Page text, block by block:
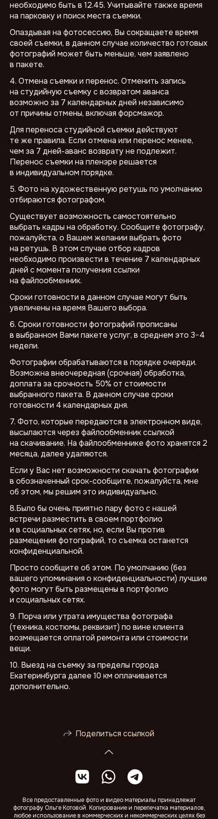
необходимо быть в 12.45. Учитывайте также время
на парковку и поиск места съемки.
Опаздывая на фотосессию, Вы сокращаете время
своей съемки, в данном случае количество готовых
фотографий может быть меньше, чем заявлено
в пакете.
4. Отмена съемки и перенос. Отменить запись
на студийную съемку с возвратом аванса
возможно за 7 календарных дней независимо
от причины отмены, включая форсмажор.
Для переноса студийной съемки действуют
те же правила. Если отмена или перенос менее,
чем за 7 дней-аванс возврату не подлежит.
Перенос съемки на пленэре решается
в индивидуальном порядке.
5. Фото на художественную ретушь по умолчанию
отбираются фотографом.
Существует возможность самостоятельно
выбрать кадры на обработку. Сообщите фотографу,
пожалуйста, о Вашем желании выбрать фото
на ретушь. В этом случае отбор кадров
необходимо произвести в течение 7 календарных
дней с момента получения ссылки
на файлообменник.
Сроки готовности в данном случае могут быть
увеличены на время Вашего выбора.
6. Сроки готовности фотографий прописаны
в выбранном Вами пакете услуг, в среднем это 3−4
недели.
Фотографии обрабатываются в порядке очереди.
Возможна внеочередная (срочная) обработка,
доплата за срочность 50% от стоимости
выбранного пакета. В данном случае сроки
готовности 4 календарных дня.
7. Фото, которые передаются в электронном виде,
высылаются через файлообменник ссылкой
на скачивание. На файлообменнике фото хранятся 2
месяца, далее удаляются.
Если у Вас нет возможности скачать фотографии
в обозначенный срок-сообщите, пожалуйста, мне
об этом, мы решим это индивидуально.
8.Было бы очень приятно пару фото с нашей
встречи разместить в своем портфолио
и в социальных сетях, но, если Вы против
размещения фотографий, то съемка останется
конфиденциальной.
Просто сообщите об этом. По умолчанию (без
вашего упоминания о конфиденциальности) лучшие
фото могут быть размещены в портфолио
и социальных сетях.
9. Порча или утрата имущества фотографа
(техника, костюмы, реквизит) по вине клиента
возмещается оплатой ремонта или стоимости
вещи.
10. Выезд на съемку за пределы города
Екатеринбурга далее 10 км оплачивается
дополнительно.
Поделиться ссылкой
Все предоставленные фото и видео материалы принадлежат
фотографу Ольге Котовой. Копирование и перепечатка материалов,
любое использование в коммерческих и некоммерческих целях без